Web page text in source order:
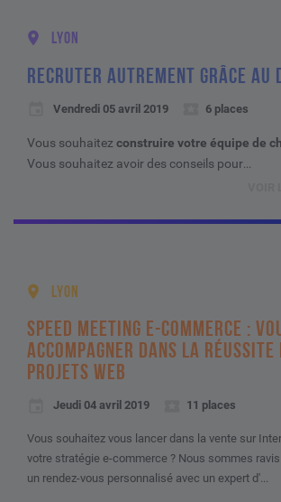
LYON
RECRUTER AUTREMENT GRÂCE AU
Vendredi 05 avril 2019 6 places
Vous souhaitez construire votre équipe de
Vous souhaitez avoir des conseils pour
LYON
SPEED MEETING E-COMMERCE :
ACCOMPAGNER DANS LA RÉUSSITE
PROJETS WEB
Jeudi 04 avril 2019 11 places
Vous souhaitez vous lancer dans la vente sur
votre stratégie e-commerce ? Nous sommes
un rendez-vous personnalisé avec un expert d'...